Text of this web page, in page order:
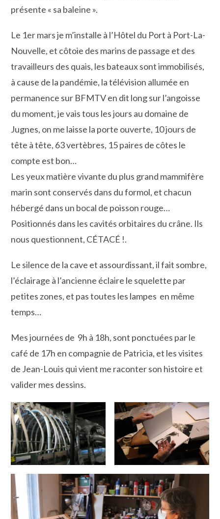
présente « sa baleine ».
Le 1er mars je m’installe à l’Hôtel du Port à Port-La-
Nouvelle, et côtoie des marins de passage et des
travailleurs des quais, les bateaux sont immobilisés,
à cause de la pandémie, la télévision allumée en
permanence sur BFMTV en dit long sur l’angoisse
du moment, je vais tous les jours au domaine de
Jugnes, on me laisse la porte ouverte, 10 jours de
tête à tête, 63 vertèbres, 15 paires de côtes le
compte est bon…
Les yeux matière vivante du plus grand mammifère
marin sont conservés dans du formol, et chacun
hébergé dans un bocal de poisson rouge…
Positionnés dans les cavités orbitaires du crâne. Ils
nous questionnent, CÉTACÉ !.
Le silence de la cave et assourdissant, il fait sombre,
l’éclairage à l’ancienne éclaire le squelette par
petites zones, et pas toutes les lampes en même
temps…
Mes journées de 9h à 18h, sont ponctuées par le
café de 17h en compagnie de Patricia, et les visites
de Jean-Louis qui vient me raconter son histoire et
valider mes dessins.